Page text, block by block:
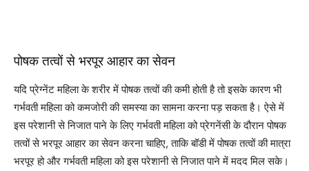
पोषक तत्वों से भरपूर आहार का सेवन
यदि प्रेग्नेंट महिला के शरीर में पोषक तत्वों की कमी होती है तो इसके कारण भी
गर्भवती महिला को कमजोरी की समस्या का सामना करना पड़ सकता है। ऐसे में
इस परेशानी से निजात पाने के लिए गर्भवती महिला को प्रेगनेंसी के दौरान पोषक
तत्वों से भरपूर आहार का सेवन करना चाहिए, ताकि बॉडी में पोषक तत्वों की मात्रा
भरपूर हो और गर्भवती महिला को इस परेशानी से निजात पाने में मदद मिल सके।